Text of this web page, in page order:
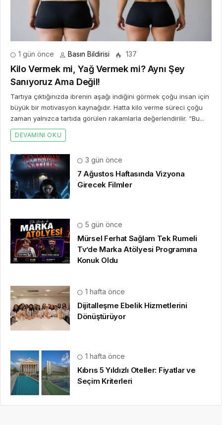
1 gün önce Basın Bildirisi 137
Kilo Vermek mi, Yağ Vermek mi? Aynı Şey
Sanıyoruz Ama Değil!
Tartıya çıktığınızda ibrenin aşağı indiğini görmek çoğu insan için
büyük bir motivasyon kaynağıdır. Hatta kilo verme süreci çoğu
zaman yalnızca tartıda görülen rakamlarla değerlendirilir. “Bu...
DEVAMINI OKU
3 gün önce
7 Ağustos Haftasında Vizyona
Girecek Filmler
5 gün önce
Mürsel Ferhat Sağlam Tek Rumeli
Tv’de Marka Atölyesi Programına
Konuk Oldu
1 hafta önce
Dijitalleşme Ebelik Hizmetlerini
Dönüştürüyor
1 hafta önce
Kıbrıs 5 Yıldızlı Oteller: Fiyatlar ve
Seçim Kriterleri